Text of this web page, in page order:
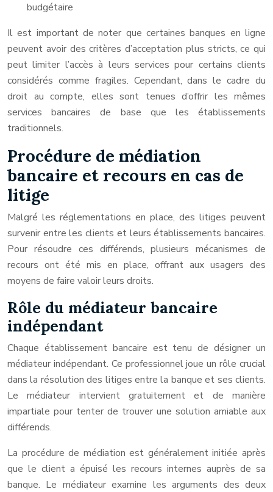
budgétaire
Il est important de noter que certaines banques en ligne
peuvent avoir des critères d’acceptation plus stricts, ce qui
peut limiter l’accès à leurs services pour certains clients
considérés comme fragiles. Cependant, dans le cadre du
droit au compte, elles sont tenues d’offrir les mêmes
services bancaires de base que les établissements
traditionnels.
Procédure de médiation
bancaire et recours en cas de
litige
Malgré les réglementations en place, des litiges peuvent
survenir entre les clients et leurs établissements bancaires.
Pour résoudre ces différends, plusieurs mécanismes de
recours ont été mis en place, offrant aux usagers des
moyens de faire valoir leurs droits.
Rôle du médiateur bancaire
indépendant
Chaque établissement bancaire est tenu de désigner un
médiateur indépendant. Ce professionnel joue un rôle crucial
dans la résolution des litiges entre la banque et ses clients.
Le médiateur intervient gratuitement et de manière
impartiale pour tenter de trouver une solution amiable aux
différends.
La procédure de médiation est généralement initiée après
que le client a épuisé les recours internes auprès de sa
banque. Le médiateur examine les arguments des deux